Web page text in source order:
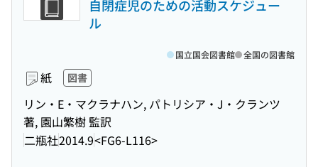
自閉症児のための活動スケジュー
ル
紙 図書
リン・E・マクラナハン, パトリシア・J・クランツ
著, 園山繁樹 監訳
二瓶社2014.9<FG6-L116>
国立国会図書館 全国の図書館